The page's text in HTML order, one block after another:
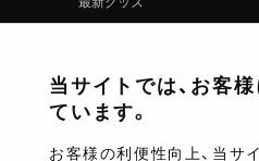
当サイトでは、お客
ています。
お客様の利便性向上、当サ